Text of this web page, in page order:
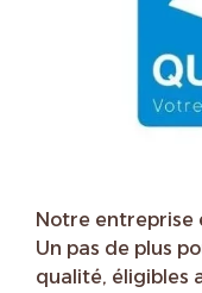
Notre entreprise
Un pas de plus
qualité, éligibles